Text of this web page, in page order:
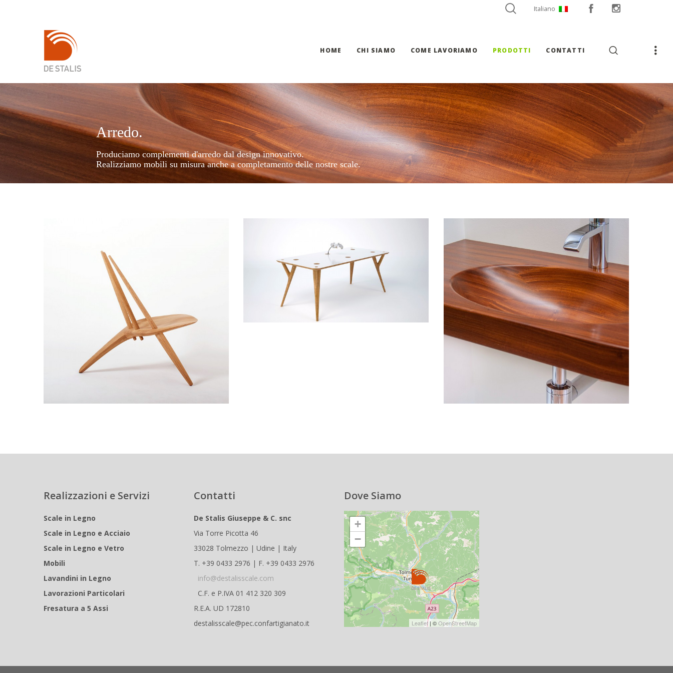
Italiano
HOME CHI SIAMO COME LAVORIAMO PRODOTTI CONTATTI
Arredo.
Produciamo complementi d'arredo dal design innovativo.
Realizziamo mobili su misura anche a completamento delle nostre scale.
Realizzazioni e Servizi
Scale in Legno
Scale in Legno e Acciaio
Scale in Legno e Vetro
Mobili
Lavandini in Legno
Lavorazioni Particolari
Fresatura a 5 Assi
Contatti
De Stalis Giuseppe & C. snc
Via Torre Picotta 46
33028 Tolmezzo | Udine | Italy
T. +39 0433 2976 | F. +39 0433 2976
info@destalisscale.com
C.F. e P.IVA 01 412 320 309
R.E.A. UD 172810
destalisscale@pec.confartigianato.it
Dove Siamo
+
−
Leaflet| ©OpenStreetMap